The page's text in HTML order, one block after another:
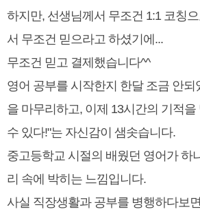
하지만, 선생님께서 무조건 1:1 코칭
서 무조건 믿으라고 하셨기에...
무조건 믿고 결제했습니다^^
영어 공부를 시작한지 한달 조금 안되
을 마무리하고, 이제 13시간의 기적
수 있다!"는 자신감이 샘솟습니다.
중고등학교 시절의 배웠던 영어가 하
리 속에 박히는 느낌입니다.
사실 직장생활과 공부를 병행하다보